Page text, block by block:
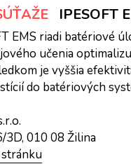
IPESOFT
EMS riadi batériové
učenia
je vyššia
do batériových
3D, 010 08 Žilina